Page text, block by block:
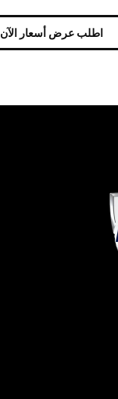
اطلب عرض أسعار الآن